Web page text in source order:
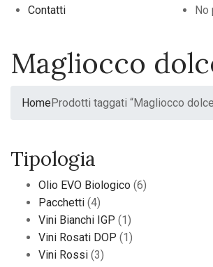
Contatti
No
Magliocco
HomeProdotti taggati “Magliocco
Tipologia
Olio EVO Biologico (6)
Pacchetti (4)
Vini Bianchi IGP (1)
Vini Rosati DOP (1)
Vini Rossi (3)